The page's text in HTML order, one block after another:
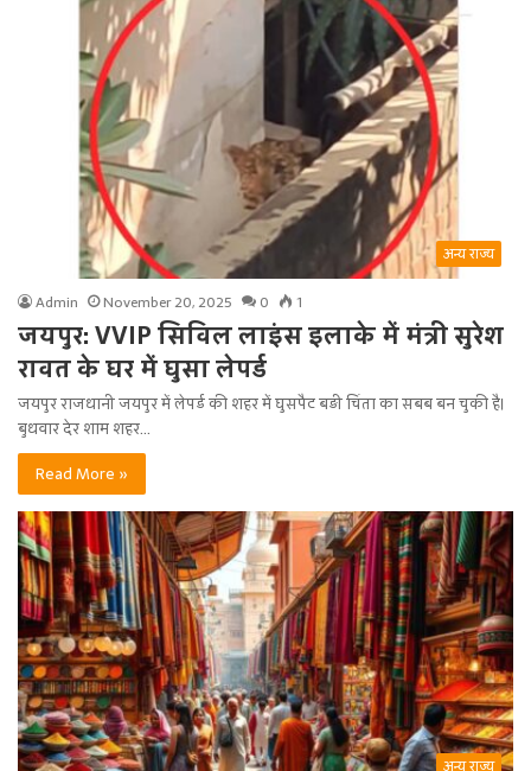
अन्य राज्य
Admin November 20, 2025 0 1
जयपुर: VVIP सिविल लाइंस इलाके में मंत्री सुरेश
रावत के घर में घुसा लेपर्ड
जयपुर राजधानी जयपुर में लेपर्ड की शहर में घुसपैट बड़ी चिंता का सबब बन चुकी है।
बुधवार देर शाम शहर…
Read More »
अन्य राज्य